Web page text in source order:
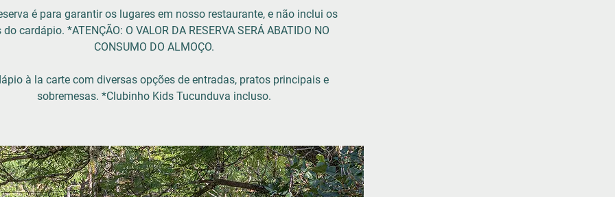
é para garantir os lugares em nosso restaurante, e não inclui os
cardápio. *ATENÇÃO: O VALOR DA RESERVA SERÁ ABATIDO NO
CONSUMO DO ALMOÇO.
à la carte com diversas opções de entradas, pratos principais e
sobremesas. *Clubinho Kids Tucunduva incluso.